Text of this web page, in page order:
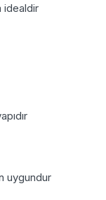
idealdir
uygundur